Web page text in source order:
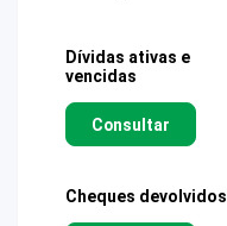
Dívidas ativas e
vencidas
Consultar
Cheques devolvidos